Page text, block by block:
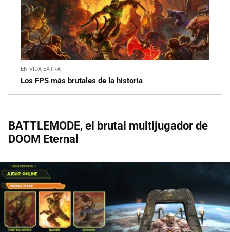
EN VIDA EXTRA
Los FPS más brutales de la historia
BATTLEMODE, el brutal multijugador de
DOOM Eternal